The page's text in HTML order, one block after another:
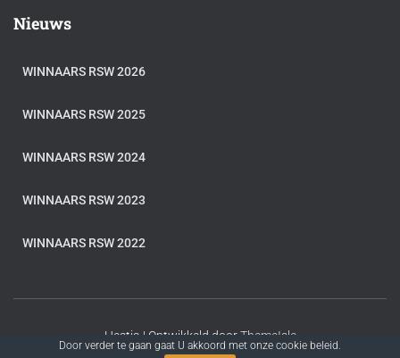
Nieuws
WINNAARS RSW 2026
WINNAARS RSW 2025
WINNAARS RSW 2024
WINNAARS RSW 2023
WINNAARS RSW 2022
Hestia | Ontwikkeld doorThemeIsle
Door verder te gaan gaat U akkoord met onze cookie beleid.